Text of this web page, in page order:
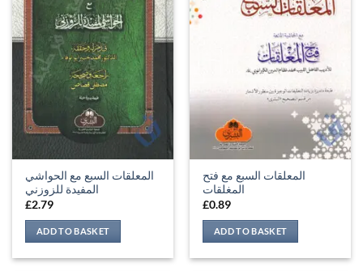
المعلقات السبع مع الحواشي
المفيدة للزوزني
£2.79
ADD TO BASKET
المعلقات السبع مع فتح
المغلقات
£0.89
ADD TO BASKET